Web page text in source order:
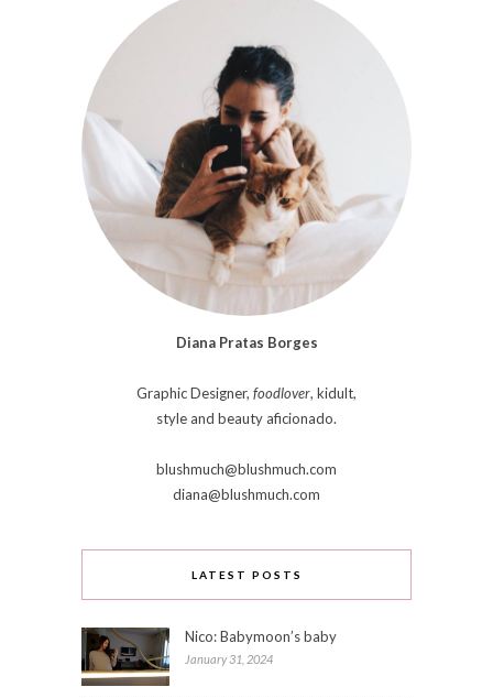
Diana Pratas Borges
Graphic Designer, foodlover, kidult,
style and beauty aficionado.
blushmuch@blushmuch.com
diana@blushmuch.com
LATEST POSTS
Nico: Babymoon’s baby
January 31, 2024